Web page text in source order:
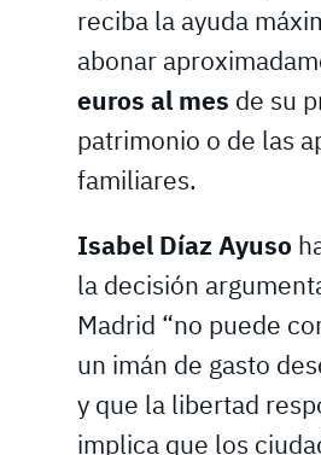
reciba la ayuda
abonar
euros al mes de su
patrimonio o de las
familiares.
Isabel Díaz Ayuso
la decisión
Madrid “no puede
un imán de gasto
y que la libertad
implica que los